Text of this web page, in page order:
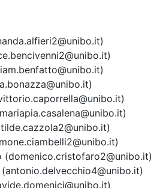
(domenico.cristofaro2@unibo.it)